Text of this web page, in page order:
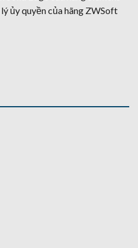
ủy quyền của hãng ZWSoft